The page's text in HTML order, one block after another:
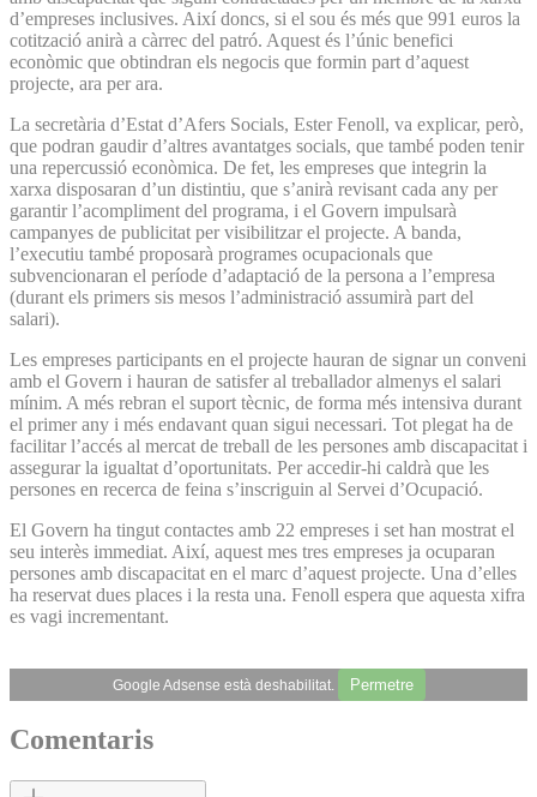
d’empreses inclusives. Així doncs, si el sou és més que 991 euros la
cotització anirà a càrrec del patró. Aquest és l’únic benefici
econòmic que obtindran els negocis que formin part d’aquest
projecte, ara per ara.
La secretària d’Estat d’Afers Socials, Ester Fenoll, va explicar, però,
que podran gaudir d’altres avantatges socials, que també poden tenir
una repercussió econòmica. De fet, les empreses que integrin la
xarxa disposaran d’un distintiu, que s’anirà revisant cada any per
garantir l’acompliment del programa, i el Govern impulsarà
campanyes de publicitat per visibilitzar el projecte. A banda,
l’executiu també proposarà programes ocupacionals que
subvencionaran el període d’adaptació de la persona a l’empresa
(durant els primers sis mesos l’administració assumirà part del
salari).
Les empreses participants en el projecte hauran de signar un conveni
amb el Govern i hauran de satisfer al treballador almenys el salari
mínim. A més rebran el suport tècnic, de forma més intensiva durant
el primer any i més endavant quan sigui necessari. Tot plegat ha de
facilitar l’accés al mercat de treball de les persones amb discapacitat i
assegurar la igualtat d’oportunitats. Per accedir-hi caldrà que les
persones en recerca de feina s’inscriguin al Servei d’Ocupació.
El Govern ha tingut contactes amb 22 empreses i set han mostrat el
seu interès immediat. Així, aquest mes tres empreses ja ocuparan
persones amb discapacitat en el marc d’aquest projecte. Una d’elles
ha reservat dues places i la resta una. Fenoll espera que aquesta xifra
es vagi incrementant.
Google Adsense està deshabilitat. Permetre
Comentaris